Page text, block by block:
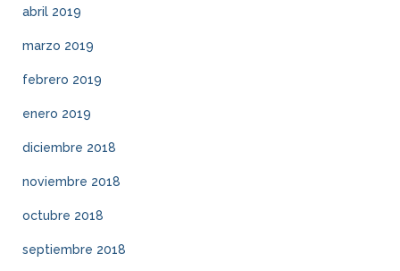
abril 2019
marzo 2019
febrero 2019
enero 2019
diciembre 2018
noviembre 2018
octubre 2018
septiembre 2018